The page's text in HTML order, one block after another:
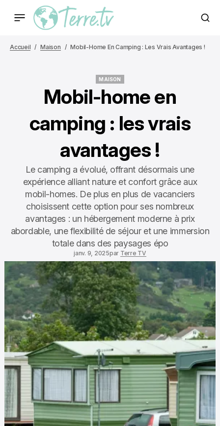
Accueil Maison Mobil-Home En Camping : Les Vrais Avantages !
MAISON
Mobil-home en
camping : les vrais
avantages !
Le camping a évolué, offrant désormais une
expérience alliant nature et confort grâce aux
mobil-homes. De plus en plus de vacanciers
choisissent cette option pour ses nombreux
avantages : un hébergement moderne à prix
abordable, une flexibilité de séjour et une immersion
totale dans des paysages épo
janv. 9, 2025par Terre TV